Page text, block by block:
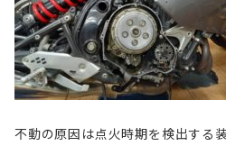
不動の原因は点火時期を検出する